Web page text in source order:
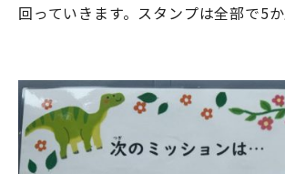
回っていきます。スタンプは全部で5